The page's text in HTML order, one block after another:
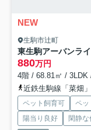
NEW
生駒市辻町
東生駒アーバンラ
880万円
4階 / 68.81㎡ / 3LDK
近鉄生駒線「菜畑
ペット飼育可 ペッ
陽当り良好
閑静